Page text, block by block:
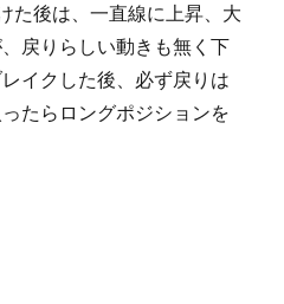
た後は、一直線に上昇、大
戻りらしい動きも無く下
イクした後、必ず戻りは
たらロングポジションを